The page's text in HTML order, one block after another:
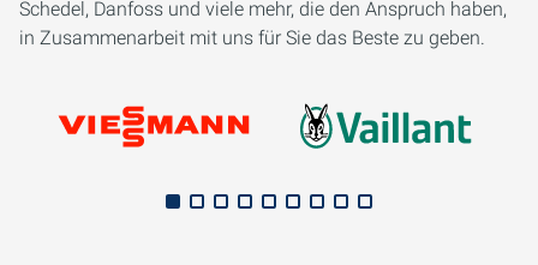
Schedel, Danfoss und viele mehr, die den Anspruch haben,
in Zusammenarbeit mit uns für Sie das Beste zu geben.